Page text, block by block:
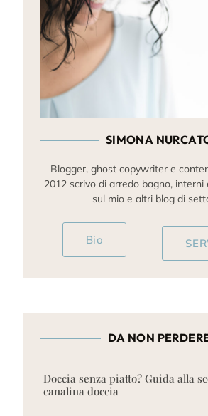
SIMONA
Blogger, ghost copywriter e
2012 scrivo di arredo bagno,
sul mio e altri blog di
Bio
DA NON
Doccia senza piatto? Guida alla
canalina doccia